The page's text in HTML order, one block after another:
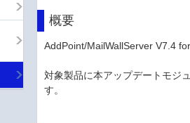
概要
AddPoint/MailWallServer V7.4
対象製品に本アップデートモジ
す。